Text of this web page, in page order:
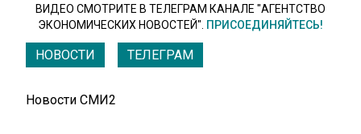
ВИДЕО СМОТРИТЕ В ТЕЛЕГРАМ КАНАЛЕ "АГЕНТСТВО
ЭКОНОМИЧЕСКИХ НОВОСТЕЙ". ПРИСОЕДИНЯЙТЕСЬ!
НОВОСТИ ТЕЛЕГРАМ
Новости СМИ2